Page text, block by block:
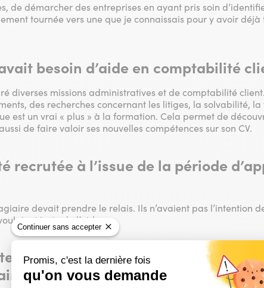
Continuer sans accepter
Promis, c'est la dernière fois
qu'on vous demande
de démarcher des entreprises en ayant pris soin
tournée vers une que je connaissais pour y avoir
besoin d’aide en comptabilité
diverses missions administratives et de comptabilité
des recherches concernant les litiges, la solvabilité,
est un vrai « plus » à la formation. Cela permet de
de faire valoir ses nouvelles compétences sur son CV.
recrutée à l’issue de la période
devait prendre le relais. Ils n’avaient pas l’intention
juste de l’aide.
vous a-t-il fallu pour trouver
alors ?